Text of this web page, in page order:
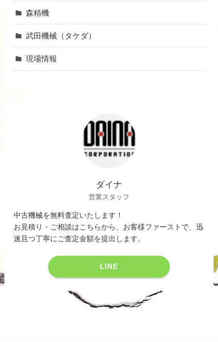
森精機
武田機械（タケダ）
現場情報
ダイナ
営業スタッフ
中古機械を無料査定いたします！
お見積り・ご相談はこちらから、お客様ファーストで、迅
速且つ丁寧にご査定金額を提出します。
LINE